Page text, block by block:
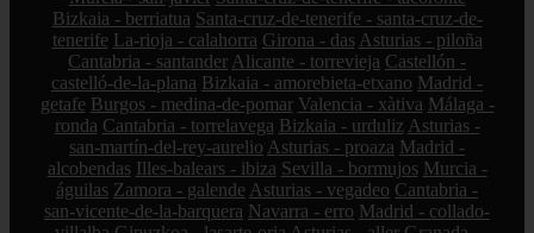
Bizkaia - berriatua Santa-cruz-de-tenerife - santa-cruz-de-
tenerife La-rioja - calahorra Girona - das Asturias - piloña
Cantabria - santander Alicante - torrevieja Castellón -
castelló-de-la-plana Bizkaia - amorebieta-etxano Madrid -
getafe Burgos - medina-de-pomar Valencia - xàtiva Málaga -
ronda Cantabria - torrelavega Bizkaia - urduliz Asturias -
san-martín-del-rey-aurelio Asturias - proaza Madrid -
alcobendas Illes-balears - ibiza Sevilla - bormujos Murcia -
águilas Zamora - galende Asturias - vegadeo Cantabria -
san-vicente-de-la-barquera Navarra - erro Madrid - collado-